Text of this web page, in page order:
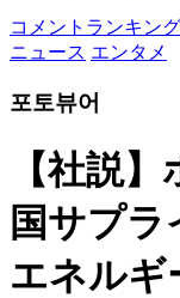
コメントランキング
ニュース エンタメ
포토뷰어
【社説
国サプラ
エネルギ